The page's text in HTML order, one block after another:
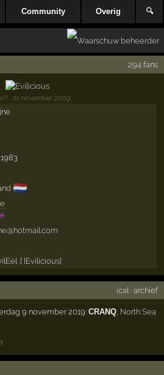
Community Overig 🔍
294 fans
· 21 november 2009
🇳🇱
:[ [Evilicious]
ical· archief
9 november 2019:CRANQ North Sea